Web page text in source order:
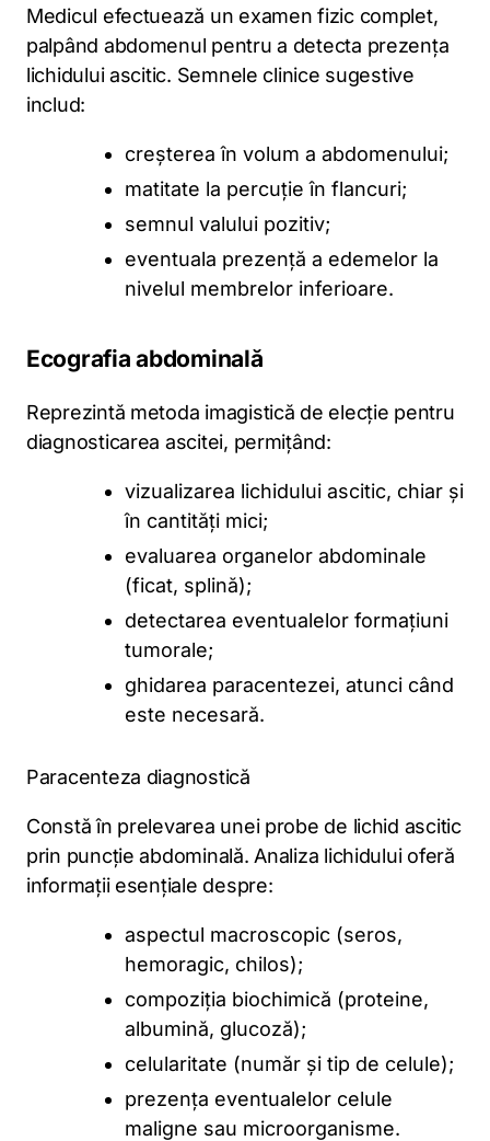
Medicul efectuează un examen fizic complet,
palpând abdomenul pentru a detecta prezența
lichidului ascitic. Semnele clinice sugestive
includ:
creșterea în volum a abdomenului;
matitate la percuție în flancuri;
semnul valului pozitiv;
eventuala prezență a edemelor la
nivelul membrelor inferioare.
Ecografia abdominală
Reprezintă metoda imagistică de elecție pentru
diagnosticarea ascitei, permițând:
vizualizarea lichidului ascitic, chiar și
în cantități mici;
evaluarea organelor abdominale
(ficat, splină);
detectarea eventualelor formațiuni
tumorale;
ghidarea paracentezei, atunci când
este necesară.
Paracenteza diagnostică
Constă în prelevarea unei probe de lichid ascitic
prin puncție abdominală. Analiza lichidului oferă
informații esențiale despre:
aspectul macroscopic (seros,
hemoragic, chilos);
compoziția biochimică (proteine,
albumină, glucoză);
celularitate (număr și tip de celule);
prezența eventualelor celule
maligne sau microorganisme.